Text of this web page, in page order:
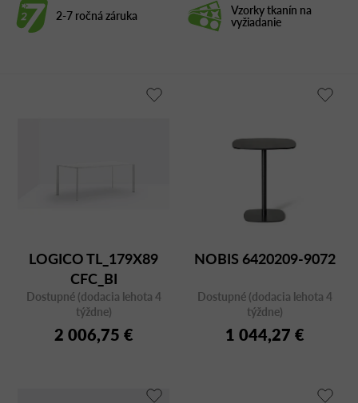
2-7 ročná záruka Vzorky tkanín na
vyžiadanie
LOGICO TL_179X89
CFC_BI
Dostupné (dodacia lehota 4
týždne)
2 006,75 €
NOBIS 6420209-9072
Dostupné (dodacia lehota 4
týždne)
1 044,27 €